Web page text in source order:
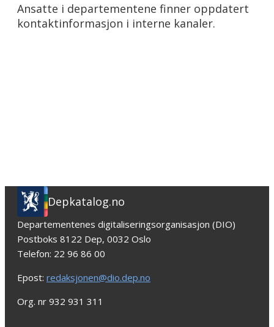
Ansatte i departementene finner oppdatert
kontaktinformasjon i interne kanaler.
Depkatalog.no
Departementenes digitaliseringsorganisasjon (DIO)
Postboks 8122 Dep, 0032 Oslo
Telefon: 22 96 86 00
Epost: redaksjonen@dio.dep.no
Org. nr 932 931 311